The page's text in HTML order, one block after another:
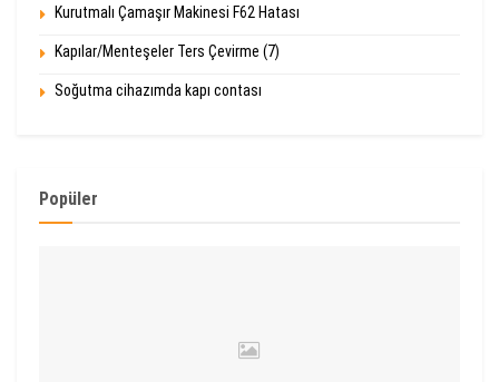
Kurutmalı Çamaşır Makinesi F62 Hatası
Kapılar/Menteşeler Ters Çevirme (7)
Soğutma cihazımda kapı contası
Popüler